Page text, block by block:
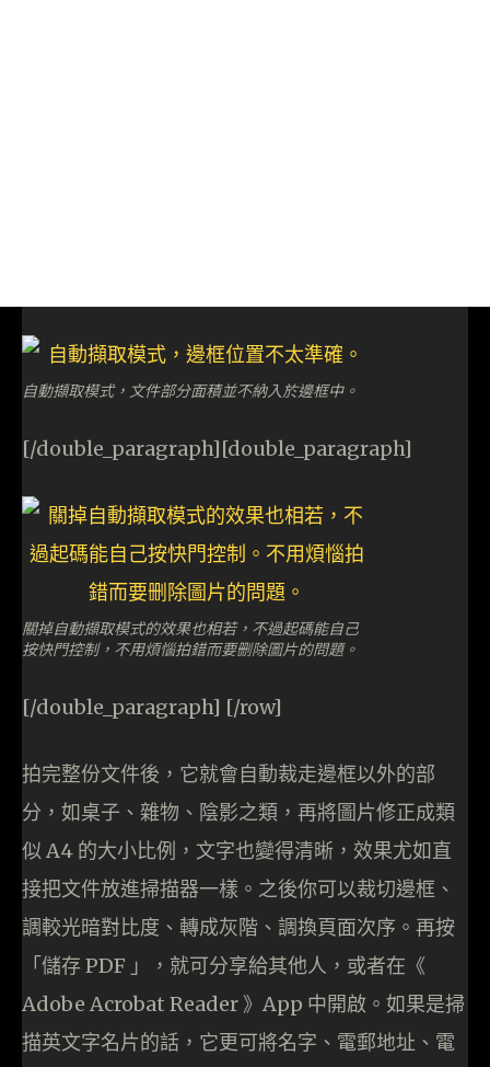
自動擷取模式，文件部分面積並不納入於邊框中。
[/double_paragraph][double_paragraph]
關掉自動擷取模式的效果也相若，不過起碼能自己
按快門控制，不用煩惱拍錯而要删除圖片的問題。
[/double_paragraph] [/row]
拍完整份文件後，它就會自動裁走邊框以外的部
分，如桌子、雜物、陰影之類，再將圖片修正成類
似 A4 的大小比例，文字也變得清晰，效果尤如直
接把文件放進掃描器一樣。之後你可以裁切邊框、
調較光暗對比度、轉成灰階、調換頁面次序。再按
「儲存 PDF 」，就可分享給其他人，或者在《
Adobe Acrobat Reader 》App 中開啟。如果是掃
描英文字名片的話，它更可將名字、電郵地址、電